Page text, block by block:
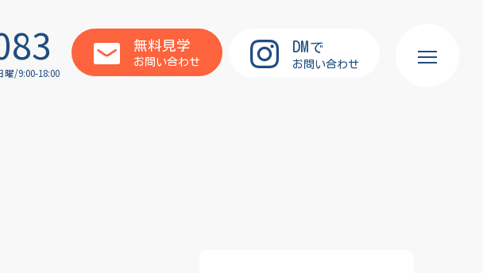
曜/9:00-18:00
無料見学
お問い合わせ
DMで
お問い合わせ